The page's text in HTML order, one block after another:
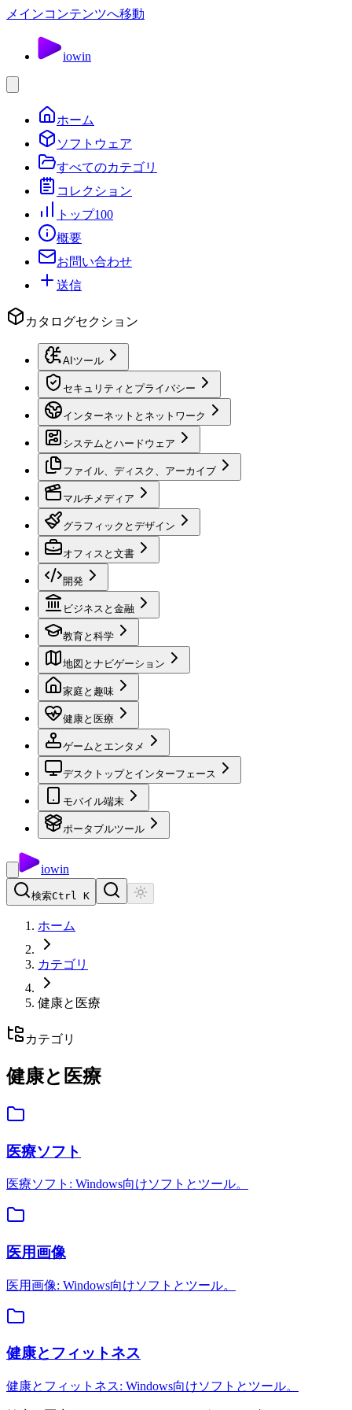
メインコンテンツへ移動
iowin
ホーム
ソフトウェア
すべてのカテゴリ
コレクション
トップ100
概要
お問い合わせ
送信
カタログセクション
AIツール
セキュリティとプライバシー
インターネットとネットワーク
システムとハードウェア
ファイル、ディスク、アーカイブ
マルチメディア
グラフィックとデザイン
オフィスと文書
開発
ビジネスと金融
教育と科学
地図とナビゲーション
家庭と趣味
健康と医療
ゲームとエンタメ
デスクトップとインターフェース
モバイル端末
ポータブルツール
iowin
検索Ctrl K
ホーム
カテゴリ
健康と医療
カテゴリ
健康と医療
医療ソフト
医療ソフト: Windows向けソフトとツール。
医用画像
医用画像: Windows向けソフトとツール。
健康とフィットネス
健康とフィットネス: Windows向けソフトとツール。